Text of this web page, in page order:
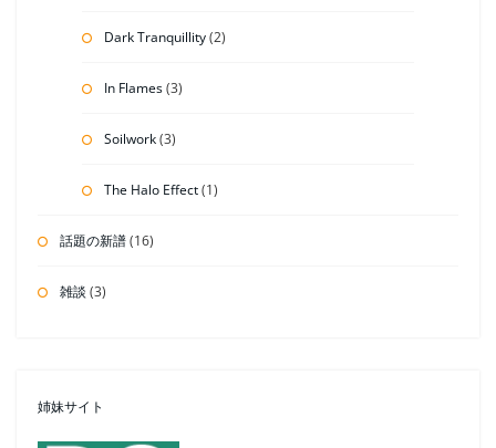
Dark Tranquillity(2)
In Flames(3)
Soilwork(3)
The Halo Effect(1)
話題の新譜(16)
雑談 (3)
姉妹サイト